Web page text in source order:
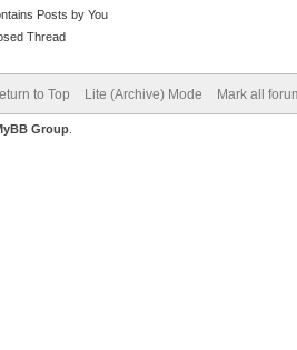
Posts by You
Thread
to Top Lite (Archive) Mode Mark all
Group